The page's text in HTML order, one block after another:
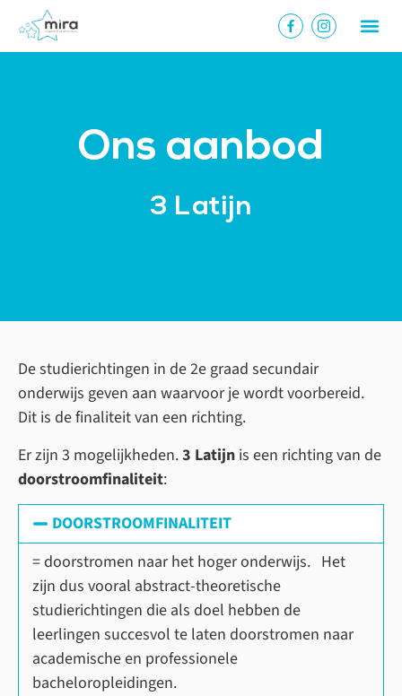
Ons aanbod
3 Latijn
De studierichtingen in de 2e graad secundair
onderwijs geven aan waarvoor je wordt voorbereid.
Dit is de finaliteit van een richting.
Er zijn 3 mogelijkheden.3 Latijn is een richting van de
doorstroomfinaliteit:
DOORSTROOMFINALITEIT
= doorstromen naar het hoger onderwijs. Het
zijn dus vooral abstract-theoretische
studierichtingen die als doel hebben de
leerlingen succesvol te laten doorstromen naar
academische en professionele
bacheloropleidingen.